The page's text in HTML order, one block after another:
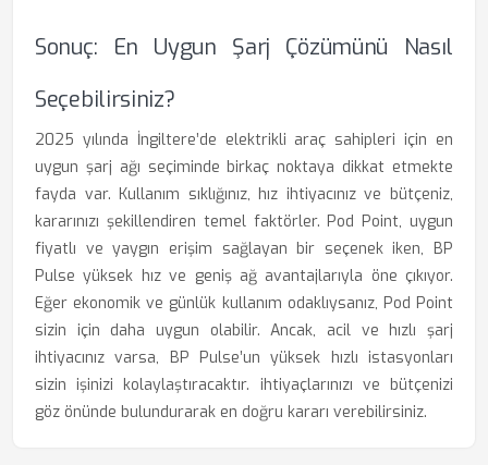
Sonuç: En Uygun Şarj Çözümünü Nasıl
Seçebilirsiniz?
2025 yılında İngiltere’de elektrikli araç sahipleri için en
uygun şarj ağı seçiminde birkaç noktaya dikkat etmekte
fayda var. Kullanım sıklığınız, hız ihtiyacınız ve bütçeniz,
kararınızı şekillendiren temel faktörler. Pod Point, uygun
fiyatlı ve yaygın erişim sağlayan bir seçenek iken, BP
Pulse yüksek hız ve geniş ağ avantajlarıyla öne çıkıyor.
Eğer ekonomik ve günlük kullanım odaklıysanız, Pod Point
sizin için daha uygun olabilir. Ancak, acil ve hızlı şarj
ihtiyacınız varsa, BP Pulse’un yüksek hızlı istasyonları
sizin işinizi kolaylaştıracaktır. ihtiyaçlarınızı ve bütçenizi
göz önünde bulundurarak en doğru kararı verebilirsiniz.